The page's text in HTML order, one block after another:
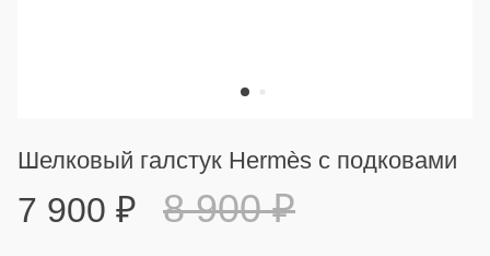
Шелковый галстук Hermès с подковами
7 900 ₽ 8 900₽